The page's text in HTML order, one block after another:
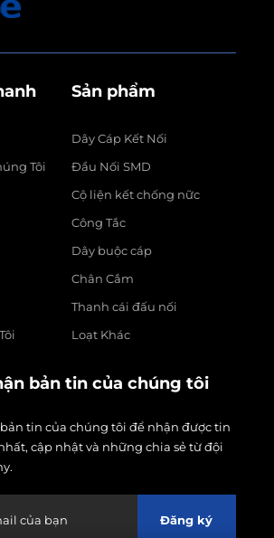
Tôi
Sản phẩm
Dây Cáp Kết Nối
Đầu Nối SMD
Cộ liện kết chống nữc
Công Tắc
Dây buộc cáp
Chân Cắm
Thanh cái đấu nối
Loạt Khác
bản tin của chúng tôi
tin của chúng tôi để nhận được tin
cập nhật và những chia sẻ từ đội
Đăng ký